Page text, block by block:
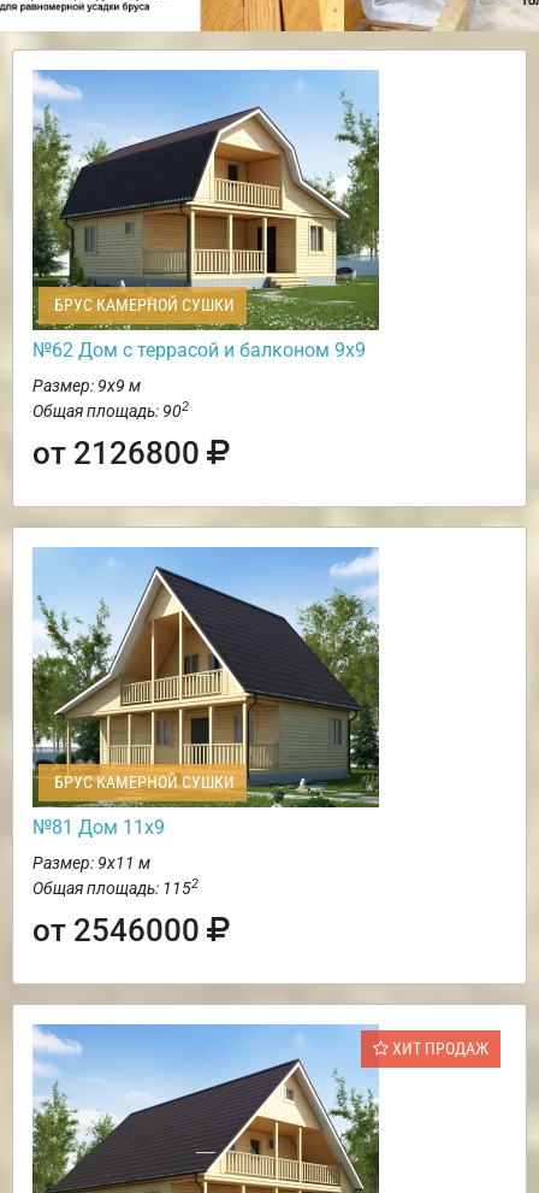
БРУС КАМЕРНОЙ СУШКИ
№62 Дом c террасой и балконом 9х9
Размер: 9х9 м
Общая площадь: 902
от 2126800
БРУС КАМЕРНОЙ СУШКИ
№81 Дом 11х9
Размер: 9х11 м
Общая площадь: 1152
от 2546000
ХИТ ПРОДАЖ